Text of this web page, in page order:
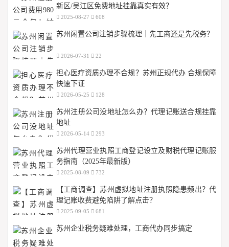
新区/吴江区免费地址挂靠真实有效？
2025-08-27 608
苏州闲置公司注销步骤梳理｜先工商还是先税务？
2026-07-31 22
担心医疗资质办理不合规？苏州正规代办 合规保障
快速下证
2026-05-25 128
苏州注册公司没地址怎么办？代理记账送合规挂靠
地址
2026-05-14 293
苏州代理营业执照工商登记设立及财税代理记账服
务指南（2025年最新版）
2025-08-09 732
【工商调查】苏州虚拟地址注册执照隐患频出？代
理记账收费避免陷阱了解点击？
2025-09-05 681
苏州企业税务疑难处理，工商代办同步搞定